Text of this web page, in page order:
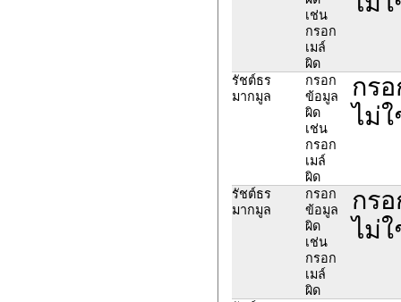
เช่น
กรอก
เมล์
ผิด
รัชต์ธร
มากมูล
กรอก
ข้อมูล
ผิด
เช่น
กรอก
เมล์
ผิด
กร
ไม่
รัชต์ธร
มากมูล
กรอก
ข้อมูล
ผิด
เช่น
กรอก
เมล์
ผิด
กร
ไม่